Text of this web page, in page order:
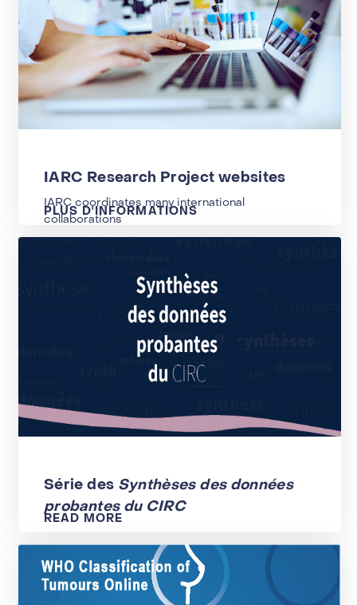
IARC Research Project websites
IARC coordinates many international
collaborations
PLUS D'INFORMATIONS
Série des Synthèses des données
probantes du CIRC
READ MORE